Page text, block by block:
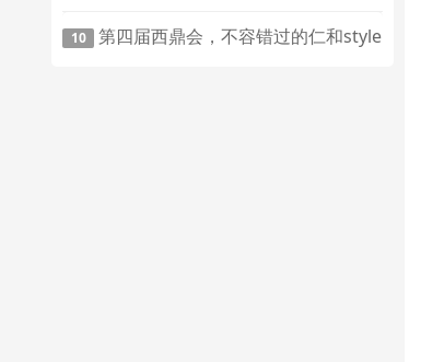
10 第四届西鼎会，不容错过的仁和style